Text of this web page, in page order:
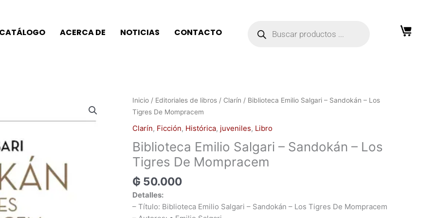
CATÁLOGO ACERCA DE NOTICIAS CONTACTO
productos
Inicio / Editoriales de libros / Clarín / Biblioteca Emilio Salgari – Sandokán – Los
Tigres De Mompracem
Clarín, Ficción, Histórica, juveniles, Libro
Biblioteca Emilio Salgari – Sandokán – Los
Tigres De Mompracem
₲ 50.000
Detalles:
– Título: Biblioteca Emilio Salgari – Sandokán – Los Tigres De Mompracem
Biblioteca
Emilio
Sandokán
-
Tigres
De
Mompracem
cantidad